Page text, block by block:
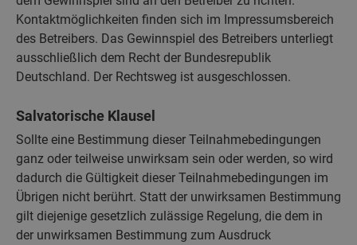
Kontaktmöglichkeiten finden sich im Impressumsbereich
des Betreibers. Das Gewinnspiel des Betreibers unterliegt
ausschließlich dem Recht der Bundesrepublik
Deutschland. Der Rechtsweg ist ausgeschlossen.
Salvatorische Klausel
Sollte eine Bestimmung dieser Teilnahmebedingungen
ganz oder teilweise unwirksam sein oder werden, so wird
dadurch die Gültigkeit dieser Teilnahmebedingungen im
Übrigen nicht berührt. Statt der unwirksamen Bestimmung
gilt diejenige gesetzlich zulässige Regelung, die dem in
der unwirksamen Bestimmung zum Ausdruck